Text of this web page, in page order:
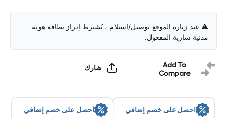
KB216
المتعددة
لوحة
بسلك /
KB216
المتعددة
لوحة
مفاتيح -
بسلك /
بي /
Arabic /
⚠️ عند زيارة الموقع توصيل/استلام ، يُشترط إبراز بطاقة هوية
مدنية سارية المفعول.
Add To
Compare
شارك
احصل على خصم إضافي احصل على خصم إضافي